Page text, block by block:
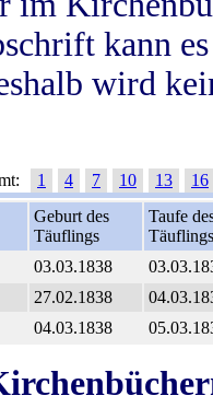
kann
wird
1 4 7 10 13
16
Geburt des
Täuflings
Taufe
Täuflings
03.03.1838
27.02.1838
04.03.1838